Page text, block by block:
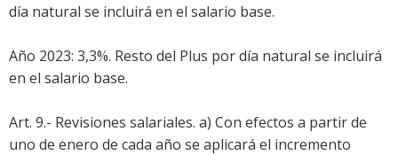
día natural se incluirá en el salario base.
Año 2023: 3,3%. Resto del Plus por día natural se incluirá
en el salario base.
Art. 9.- Revisiones salariales. a) Con efectos a partir de
uno de enero de cada año se aplicará el incremento